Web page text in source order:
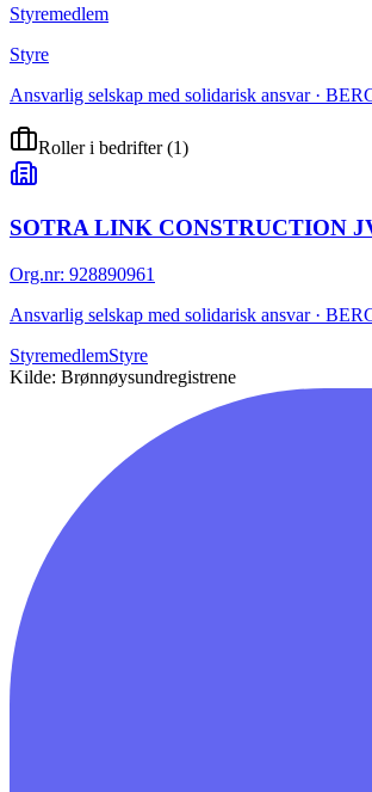
Styremedlem
Styre
Ansvarlig selskap med solidarisk ansvar ·
Roller i bedrifter(1)
SOTRA LINK CONSTRUCTION
Org.nr: 928890961
Ansvarlig selskap med solidarisk ansvar ·
StyremedlemStyre
Kilde: Brønnøysundregistrene